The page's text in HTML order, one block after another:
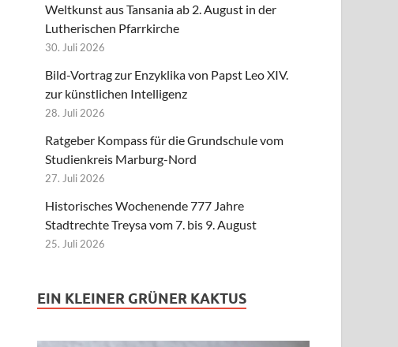
Weltkunst aus Tansania ab 2. August in der
Lutherischen Pfarrkirche
30. Juli 2026
Bild-Vortrag zur Enzyklika von Papst Leo XIV.
zur künstlichen Intelligenz
28. Juli 2026
Ratgeber Kompass für die Grundschule vom
Studienkreis Marburg-Nord
27. Juli 2026
Historisches Wochenende 777 Jahre
Stadtrechte Treysa vom 7. bis 9. August
25. Juli 2026
EIN KLEINER GRÜNER KAKTUS